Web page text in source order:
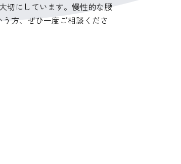
切にしています。慢性的な腰
方、ぜひ一度ご相談くださ